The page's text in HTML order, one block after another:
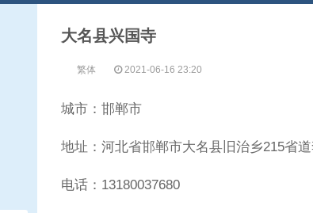
大名县兴国寺
繁体 2021-06-16 23:20
城市：邯郸市
地址：河北省邯郸市大名县旧治乡215省
电话：13180037680